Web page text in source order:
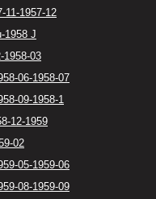
11-1957-12
1958 J
1958-03
06-1958-07
09-1958-1
12-1959
02
05-1959-06
08-1959-09